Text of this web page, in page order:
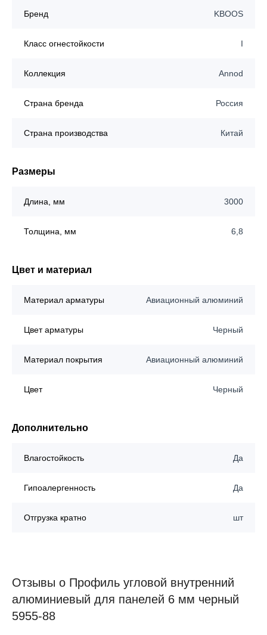
Бренд KBOOS
Класс огнестойкости I
Коллекция Annod
Страна бренда Россия
Страна производства Китай
Размеры
Длина, мм 3000
Толщина, мм 6,8
Цвет и материал
Материал арматуры Авиационный алюминий
Цвет арматуры Черный
Материал покрытия Авиационный алюминий
Цвет Черный
Дополнительно
Влагостойкость Да
Гипоалергенность Да
Отгрузка кратно шт
Отзывы о Профиль угловой внутренний
алюминиевый для панелей 6 мм черный
5955-88